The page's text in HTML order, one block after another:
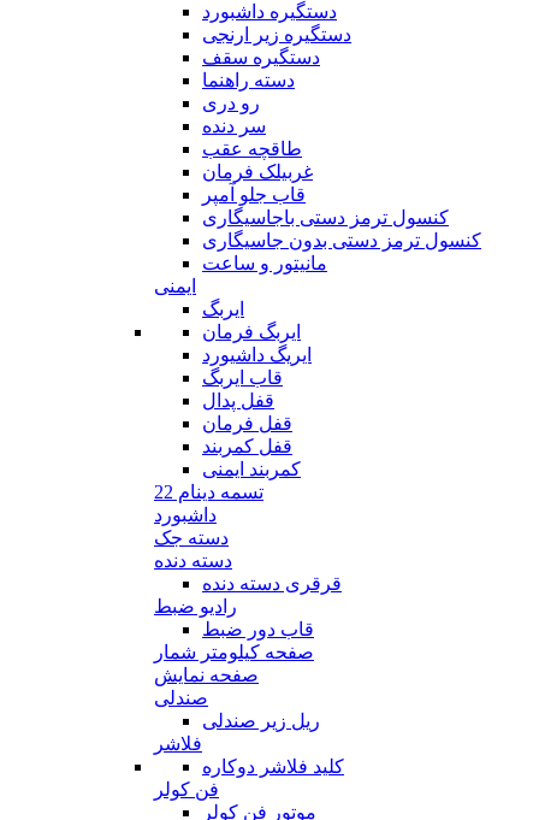
دستگیره داشبورد
دستگیره زیر ارنجی
دستگیره سقف
دسته راهنما
رو دری
سر دنده
طاقچه عقب
غربیلک فرمان
قاب جلو آمپر
کنسول ترمز دستی باجاسیگاری
کنسول ترمز دستی بدون جاسیگاری
مانیتور و ساعت
ایمنی
ایربگ
ایربگ فرمان
ایریگ داشیورد
قاب ایربگ
قفل پدال
قفل فرمان
قفل کمربند
کمربند ایمنی
تسمه دینام 22
داشبورد
دسته جک
دسته دنده
قرقری دسته دنده
رادیو ضبط
قاب دور ضبط
صفحه کیلومتر شمار
صفحه نمایش
صندلی
ریل زیر صندلی
فلاشر
کلید فلاشر دوکاره
فن کولر
موتور فن کولر